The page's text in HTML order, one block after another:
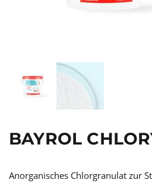
BAYROL
Anorganisches Chlorgranulat zur